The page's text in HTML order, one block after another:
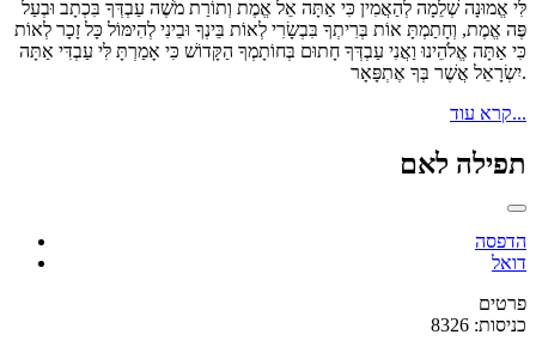
לִּי אֱמוּנָה שְׁלֵמָה לְהַאֲמִין כִּי אַתָּה אֵל אֱמֶת וְתוֹרַת מֹשֶׁה עַבְדְּךָ בִּכְתָב וּבְעַל
פֶּה אֱמֶת, וְחָתַמְתָּ אוֹת בְּרִיתְךָ בִּבְשָׂרִי לְאוֹת בֵּינְךָ וּבֵינִי לְהִימּוֹל כָּל זָכָר לְאוֹת
כִּי אַתָּה אֱלֹהֵינוּ וַאֲנִי עַבְדְּךָ חָתוּם בְּחוֹתָמְךָ הַקָּדוֹשׁ כִּי אָמַרְתָּ לִּי עַבְדִּי אַתָּה
יִשְׂרָאֵל אֲשֶׁר בְּךָ אֶתְפָּאָר.
קרא עוד...
תפילה לאם
הדפסה
דואל
פרטים
כניסות: 8326